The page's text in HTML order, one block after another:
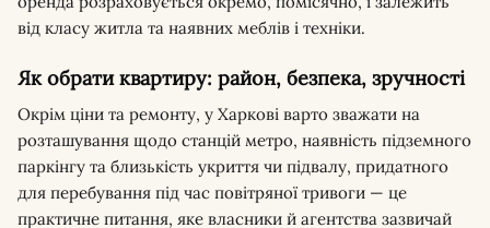
від класу житла та наявних меблів і техніки.
Як обрати квартиру: район, безпека, зручності
Окрім ціни та ремонту, у Харкові варто зважати на
розташування щодо станцій метро, наявність підземного
паркінгу та близькість укриття чи підвалу, придатного
для перебування під час повітряної тривоги — це
практичне питання, яке власники й агентства зазвичай